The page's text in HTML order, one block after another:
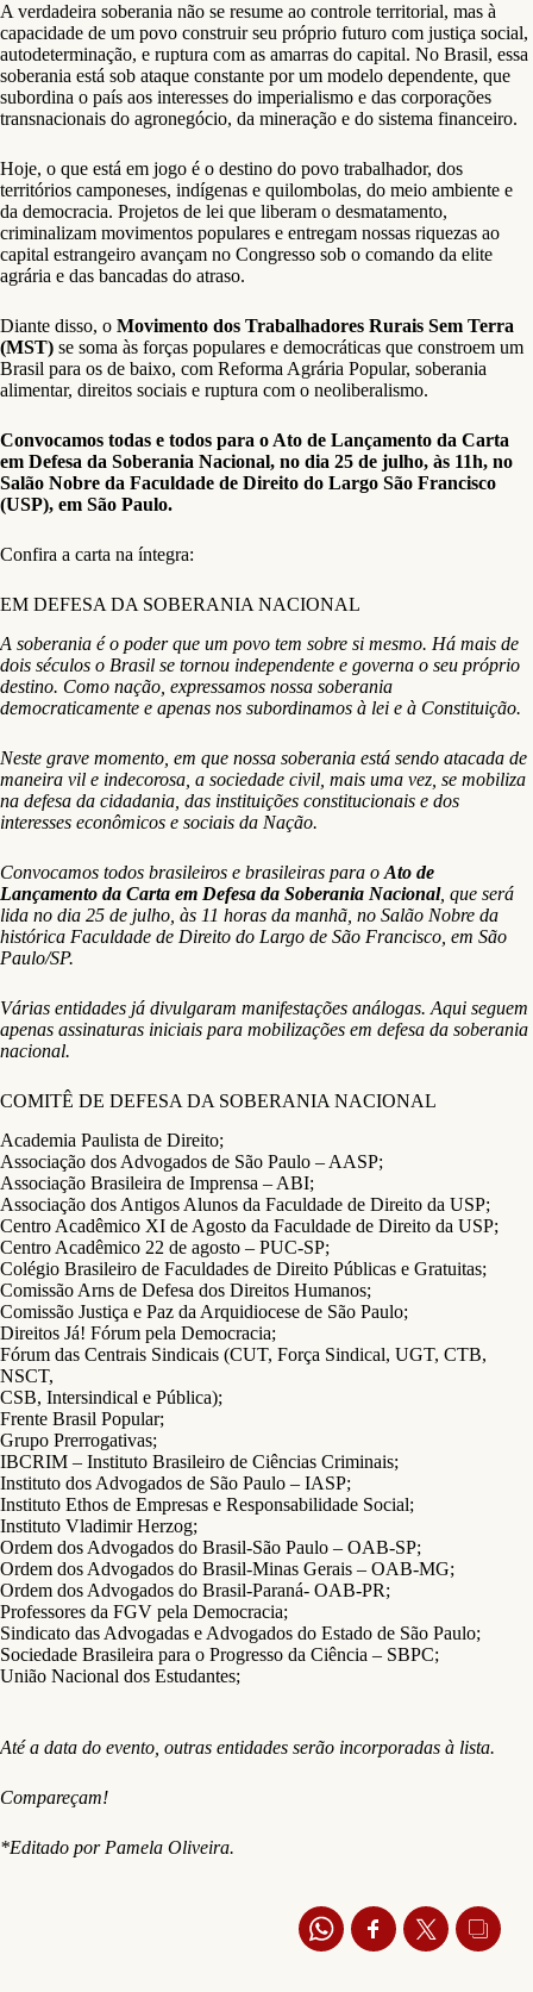
A verdadeira soberania não se resume ao controle territorial, mas à
capacidade de um povo construir seu próprio futuro com justiça social,
autodeterminação, e ruptura com as amarras do capital. No Brasil, essa
soberania está sob ataque constante por um modelo dependente, que
subordina o país aos interesses do imperialismo e das corporações
transnacionais do agronegócio, da mineração e do sistema financeiro.
Hoje, o que está em jogo é o destino do povo trabalhador, dos
territórios camponeses, indígenas e quilombolas, do meio ambiente e
da democracia. Projetos de lei que liberam o desmatamento,
criminalizam movimentos populares e entregam nossas riquezas ao
capital estrangeiro avançam no Congresso sob o comando da elite
agrária e das bancadas do atraso.
Diante disso, o Movimento dos Trabalhadores Rurais Sem Terra
(MST) se soma às forças populares e democráticas que constroem um
Brasil para os de baixo, com Reforma Agrária Popular, soberania
alimentar, direitos sociais e ruptura com o neoliberalismo.
Convocamos todas e todos para o Ato de Lançamento da Carta
em Defesa da Soberania Nacional, no dia 25 de julho, às 11h, no
Salão Nobre da Faculdade de Direito do Largo São Francisco
(USP), em São Paulo.
Confira a carta na íntegra:
EM DEFESA DA SOBERANIA NACIONAL
A soberania é o poder que um povo tem sobre si mesmo. Há mais de
dois séculos o Brasil se tornou independente e governa o seu próprio
destino. Como nação, expressamos nossa soberania
democraticamente e apenas nos subordinamos à lei e à Constituição.
Neste grave momento, em que nossa soberania está sendo atacada de
maneira vil e indecorosa, a sociedade civil, mais uma vez, se mobiliza
na defesa da cidadania, das instituições constitucionais e dos
interesses econômicos e sociais da Nação.
Convocamos todos brasileiros e brasileiras para o Ato de
Lançamento da Carta em Defesa da Soberania Nacional, que será
lida no dia 25 de julho, às 11 horas da manhã, no Salão Nobre da
histórica Faculdade de Direito do Largo de São Francisco, em São
Paulo/SP.
Várias entidades já divulgaram manifestações análogas. Aqui seguem
apenas assinaturas iniciais para mobilizações em defesa da soberania
nacional.
COMITÊ DE DEFESA DA SOBERANIA NACIONAL
Academia Paulista de Direito;
Associação dos Advogados de São Paulo – AASP;
Associação Brasileira de Imprensa – ABI;
Associação dos Antigos Alunos da Faculdade de Direito da USP;
Centro Acadêmico XI de Agosto da Faculdade de Direito da USP;
Centro Acadêmico 22 de agosto – PUC-SP;
Colégio Brasileiro de Faculdades de Direito Públicas e Gratuitas;
Comissão Arns de Defesa dos Direitos Humanos;
Comissão Justiça e Paz da Arquidiocese de São Paulo;
Direitos Já! Fórum pela Democracia;
Fórum das Centrais Sindicais (CUT, Força Sindical, UGT, CTB,
NSCT,
CSB, Intersindical e Pública);
Frente Brasil Popular;
Grupo Prerrogativas;
IBCRIM – Instituto Brasileiro de Ciências Criminais;
Instituto dos Advogados de São Paulo – IASP;
Instituto Ethos de Empresas e Responsabilidade Social;
Instituto Vladimir Herzog;
Ordem dos Advogados do Brasil-São Paulo – OAB-SP;
Ordem dos Advogados do Brasil-Minas Gerais – OAB-MG;
Ordem dos Advogados do Brasil-Paraná- OAB-PR;
Professores da FGV pela Democracia;
Sindicato das Advogadas e Advogados do Estado de São Paulo;
Sociedade Brasileira para o Progresso da Ciência – SBPC;
União Nacional dos Estudantes;
Até a data do evento, outras entidades serão incorporadas à lista.
Compareçam!
*Editado por Pamela Oliveira.